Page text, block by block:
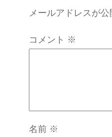
メールアドレスが公
コメント ※
名前 ※